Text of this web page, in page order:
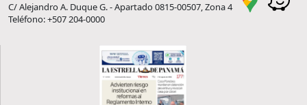
C/ Alejandro A. Duque G. - Apartado 0815-00507, Zona 4
Teléfono: +507 204-0000